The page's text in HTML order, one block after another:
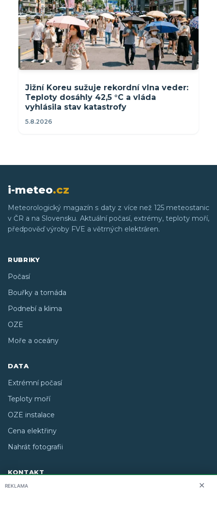
Jižní Koreu sužuje rekordní vlna veder:
Teploty dosáhly 42,5 °C a vláda
vyhlásila stav katastrofy
5.8.2026
i-meteo.cz
Meteorologický magazín s daty z více než 125 meteostanic
v ČR a na Slovensku. Aktuální počasí, extrémy, teploty moří,
předpověď výroby FVE a větrných elektráren.
RUBRIKY
Počasí
Bouřky a tornáda
Podnebí a klima
OZE
Moře a oceány
DATA
Extrémní počasí
Teploty moří
OZE instalace
Cena elektřiny
Nahrát fotografii
KONTAKT
O nás
REKLAMA ✕